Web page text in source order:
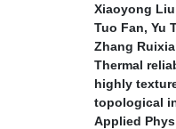
Xiaoyong
Tuo Fan, Yu
Zhang
Thermal
highly
topological
Applied